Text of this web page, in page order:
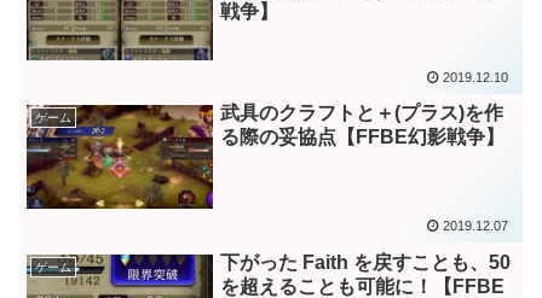
戦争】
2019.12.10
ゲーム
武具のクラフトと＋(プラス)を作
る際の妥協点【FFBE幻影戦争】
2019.12.07
ゲーム
下がった Faith を戻すことも、50
を超えることも可能に！【FFBE